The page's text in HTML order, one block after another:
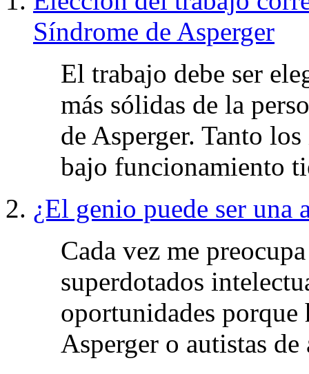
Síndrome de Asperger
El trabajo debe ser
más sólidas de la
de Asperger. Tanto
bajo funcionamiento
¿El genio puede ser una
Cada vez me
superdotados
oportunidades porque
Asperger o autistas